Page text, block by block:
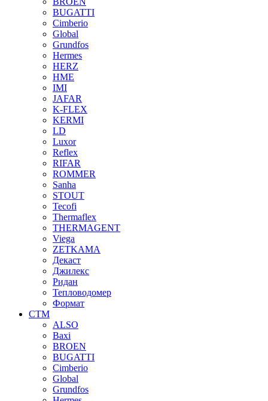
BUGATTI
Cimberio
Global
Grundfos
Hermes
HERZ
HME
IMI
JAFAR
K-FLEX
KERMI
LD
Luxor
Reflex
RIFAR
ROMMER
Sanha
STOUT
Tecofi
Thermaflex
THERMAGENT
Viega
ZETKAMA
Декаст
Джилекс
Ридан
Тепловодомер
Формат
СТМ
ALSO
Baxi
BROEN
BUGATTI
Cimberio
Global
Grundfos